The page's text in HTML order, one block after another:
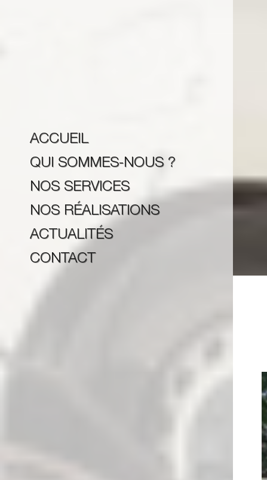
ACCUEIL
QUI SOMMES-NOUS ?
NOS SERVICES
NOS RÉALISATIONS
ACTUALITÉS
CONTACT